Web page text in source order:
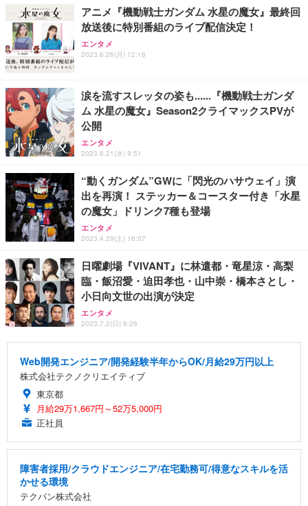
アニメ『機動戦士ガンダム 水星の魔女』最終回
放送後に特別番組のライブ配信決定！
エンタメ
2023.6.26(月) 12:16
涙を流すスレッタの姿も......『機動戦士ガンダ
ム 水星の魔女』Season2クライマックスPVが
公開
エンタメ
2023.6.21(水) 9:51
“動くガンダム”GWに「閃光のハサウェイ」演
出を再演！ ステッカー＆コースター付き「水星
の魔女」ドリンク7種も登場
エンタメ
2023.4.29(土) 16:07
日曜劇場『VIVANT』に林遣都・竜星涼・高梨
臨・飯沼愛・迫田孝也・山中崇・橋本さとし・
小日向文世の出演が決定
エンタメ
2023.7.2(日) 9:26
Web開発エンジニア/開発経験半年からOK/月給29万円以上
株式会社テクノクリエイティブ
東京都
月給29万1,667円～52万5,000円
正社員
障害者採用/クラウドエンジニア/在宅勤務可/得意なスキルを活
かせる環境
テクバン株式会社